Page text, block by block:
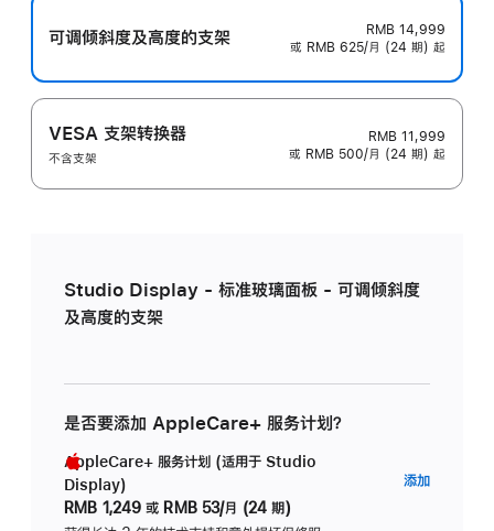
可调倾斜度及高‍度的支‍架
RMB 14,999
或 RMB 625/月 (24 期) 起
VESA 支架转换器
不含支架
RMB 11,999
或 RMB 500/月 (24 期) 起
Studio Display - 标准玻璃面板 - 可调倾斜度
及高度的支架
是否要添加 AppleCare+ 服务计划？
AppleCare+ 服务计划 (适用于 Studio
Display)
RMB 1,249 或 RMB 53/月 (24 期)
添加